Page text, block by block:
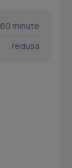
60 minute
redusa